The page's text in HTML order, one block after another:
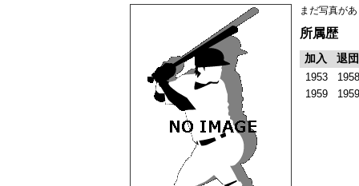
まだ写真が
所属歴
加入 退団
1953
1958
1959
1959